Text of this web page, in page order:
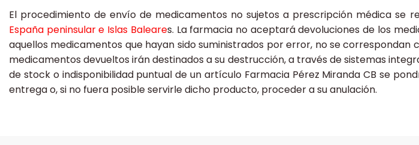
El procedimiento de envío de medicamentos no sujetos a prescripción médica se
España peninsular e Islas Baleares. La farmacia no aceptará devoluciones de los
aquellos medicamentos que hayan sido suministrados por error, no se
medicamentos devueltos irán destinados a su destrucción, a través de sistemas
de stock o indisponibilidad puntual de un artículo Farmacia Pérez Miranda CB se
entrega o, si no fuera posible servirle dicho producto, proceder a su anulación.